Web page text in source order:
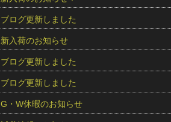
ブログ更新しました
新入荷のお知らせ
ブログ更新しました
ブログ更新しました
G・W休暇のお知らせ